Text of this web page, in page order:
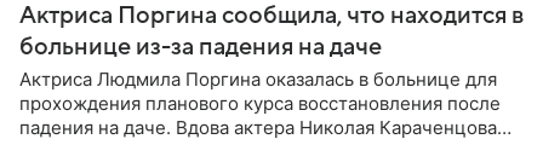
Актриса Поргина сообщила, что находится в
больнице из-за падения на даче
Актриса Людмила Поргина оказалась в больнице для
прохождения планового курса восстановления после
падения на даче. Вдова актера Николая Караченцова